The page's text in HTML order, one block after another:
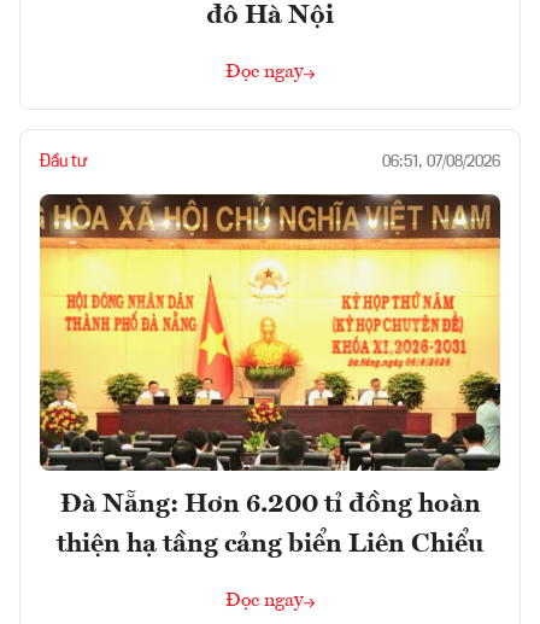
đô Hà Nội
Đọc ngay
Đầu tư 06:51, 07/08/2026
Đà Nẵng: Hơn 6.200 tỉ đồng hoàn
thiện hạ tầng cảng biển Liên Chiểu
Đọc ngay